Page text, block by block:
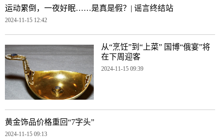
运动累倒，一夜好眠……是真是假？| 谣言终结站
2024-11-15 12:42
从“烹饪”到“上菜” 国博“俄宴”将
在下周迎客
2024-11-15 09:39
黄金饰品价格重回“7字头”
2024-11-15 09:13